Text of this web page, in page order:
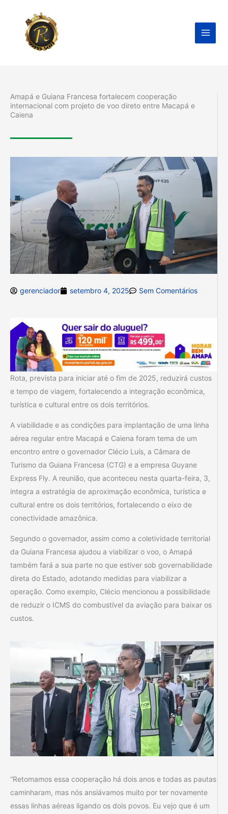
conteúdo
Amapá e Guiana Francesa fortalecem cooperação
internacional com projeto de voo direto entre Macapá e
Caiena
gerenciador setembro 4, 2025 Sem Comentários
Rota, prevista para iniciar até o fim de 2025, reduzirá custos
e tempo de viagem, fortalecendo a integração econômica,
turística e cultural entre os dois territórios.
A viabilidade e as condições para implantação de uma linha
aérea regular entre Macapá e Caiena foram tema de um
encontro entre o governador Clécio Luís, a Câmara de
Turismo da Guiana Francesa (CTG) e a empresa Guyane
Express Fly. A reunião, que aconteceu nesta quarta-feira, 3,
integra a estratégia de aproximação econômica, turística e
cultural entre os dois territórios, fortalecendo o eixo de
conectividade amazônica.
Segundo o governador, assim como a coletividade territorial
da Guiana Francesa ajudou a viabilizar o voo, o Amapá
também fará a sua parte no que estiver sob governabilidade
direta do Estado, adotando medidas para viabilizar a
operação. Como exemplo, Clécio mencionou a possibilidade
de reduzir o ICMS do combustível da aviação para baixar os
custos.
“Retomamos essa cooperação há dois anos e todas as pautas
caminharam, mas nós ansiávamos muito por ter novamente
essas linhas aéreas ligando os dois povos. Eu vejo que é um